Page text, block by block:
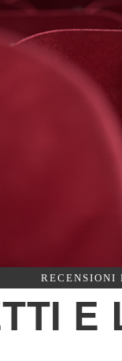
RECENSIONI
E